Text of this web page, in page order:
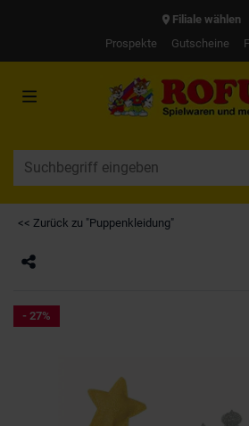
Filiale wählen
Prospekte
Gutscheine
<< Zurück zu "Puppenkleidung"
- 27%